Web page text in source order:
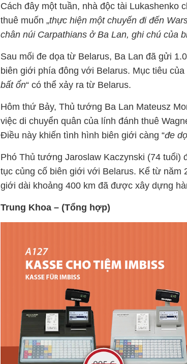
Cách đây một tuần, nhà độc tài Lukashenko
thuê muốn „thực hiện một chuyến đi đến
chân núi Carpathians ở Ba Lan, ghi chú của
Sau mối đe dọa từ Belarus, Ba Lan đã gửi
biên giới phía đông với Belarus. Mục tiêu của
bất ổn“ có thể xảy ra từ Belarus.
Hôm thứ Bảy, Thủ tướng Ba Lan Mateusz
việc di chuyển quân của lính đánh thuê
Điều này khiến tình hình biên giới càng “đe
Phó Thủ tướng Jaroslaw Kaczynski (74 tuổi)
tục củng cố biên giới với Belarus. Kể từ năm
giới dài khoảng 400 km đã được xây dựng
Trung Khoa – (Tổng hợp)